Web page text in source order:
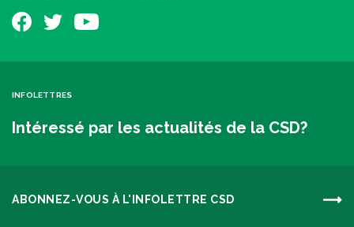
INFOLETTRES
Intéressé par les actualités de la CSD?
ABONNEZ-VOUS À L'INFOLETTRE CSD